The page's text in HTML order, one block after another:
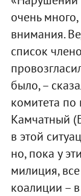
очень
внимания.
список
было, –
комитета
Камчатный
в этой
но, пока у
милиция,
коалиции –